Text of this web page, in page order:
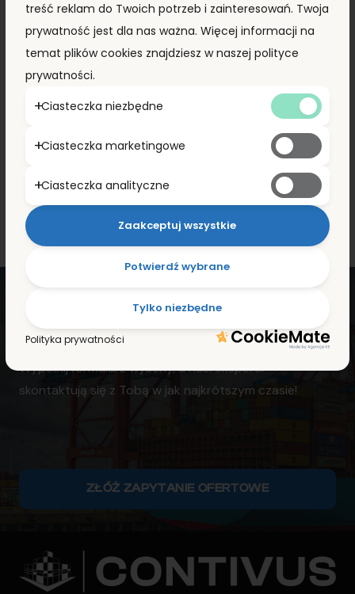
realizowane terminowo i zgodnie z ustaleniami.
Zdecydowanie polecam współpracę.
Twój zaufany dostawca
kontenerów
Wypełnij formularz wyceny, a nasi eksperci
skontaktują się z Tobą w jak najkrótszym czasie!
ZŁÓŻ ZAPYTANIE OFERTOWE
treść reklam do Twoich potrzeb i zainteresowań. Twoja
prywatność jest dla nas ważna. Więcej informacji na
temat plików cookies znajdziesz w naszej polityce
prywatności.
Ciasteczka niezbędne
Ciasteczka marketingowe
Ciasteczka analityczne
Tylko niezbędne
Potwierdź wybrane
Zaakceptuj wszystkie
Polityka prywatności